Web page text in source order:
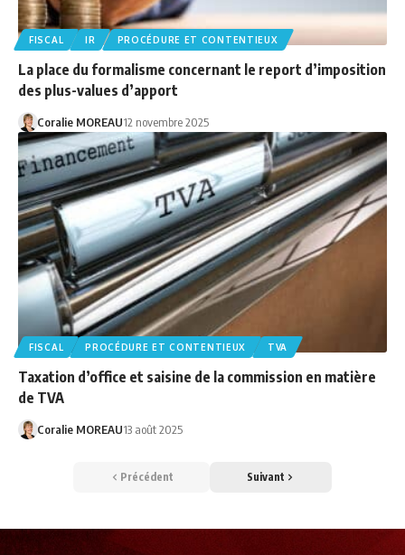
FISCAL IR PROCÉDURE ET CONTENTIEUX
La place du formalisme concernant le report d’imposition
des plus-values d’apport
Coralie MOREAU12 novembre 2025
FISCAL PROCÉDURE ET CONTENTIEUX TVA
Taxation d’office et saisine de la commission en matière
de TVA
Coralie MOREAU13 août 2025
Précédent Suivant